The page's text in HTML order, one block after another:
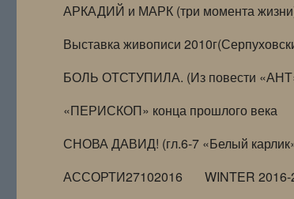
АРКАДИЙ и МАРК (три момента
Выставка живописи
БОЛЬ ОТСТУПИЛА. (Из повести
«ПЕРИСКОП» конца прошлого века
СНОВА ДАВИД! (гл.6-7 «Белый
АССОРТИ27102016
WINTER 2016-